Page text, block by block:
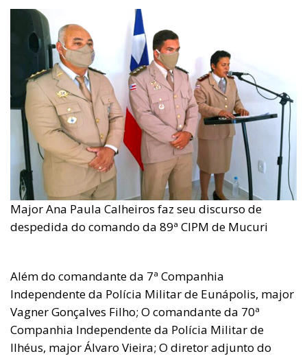
Major Ana Paula Calheiros faz seu discurso de
despedida do comando da 89ª CIPM de Mucuri
Além do comandante da 7ª Companhia
Independente da Polícia Militar de Eunápolis, major
Vagner Gonçalves Filho; O comandante da 70ª
Companhia Independente da Polícia Militar de
Ilhéus, major Álvaro Vieira; O diretor adjunto do